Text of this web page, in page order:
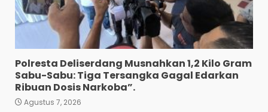
Polresta Deliserdang Musnahkan 1,2 Kilo Gram
Sabu-Sabu: Tiga Tersangka Gagal Edarkan
Ribuan Dosis Narkoba”.
Agustus 7, 2026